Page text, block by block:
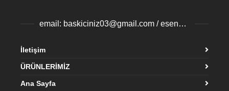
email: baskiciniz03@gmail.com / esenyurtbaski@gmail.com
İletişim
ÜRÜNLERİMİZ
Ana Sayfa